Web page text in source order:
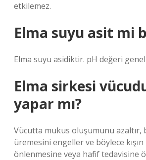
etkilemez.
Elma suyu asit mi
Elma suyu asidiktir. pH değeri
Elma sirkesi
yapar mı?
Vücutta mukus oluşumunu azaltır,
üremesini engeller ve böylece kışın
önlenmesine veya hafif tedavisine